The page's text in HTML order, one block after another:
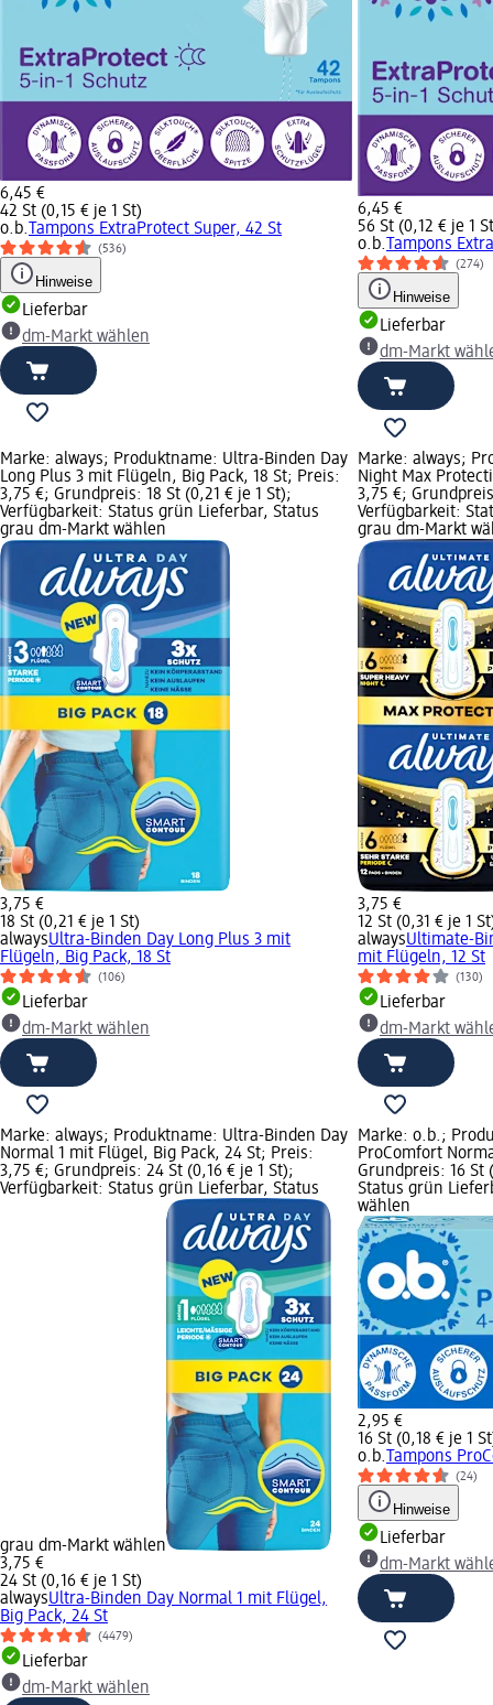
6,45 €
42 St (0,15 € je 1 St)
o.b. Tampons ExtraProtect Super, 42 St
(536)
Hinweise
Lieferbar
dm-Markt wählen
6,45 €
56 St (0,12 € je 1
o.b. Tampons
(274)
Hinweise
Lieferbar
dm-Markt
Marke: always; Produktname: Ultra-Binden Day
Long Plus 3 mit Flügeln, Big Pack, 18 St; Preis:
3,75 €; Grundpreis: 18 St (0,21 € je 1 St);
Verfügbarkeit: Status grün Lieferbar, Status
grau dm-Markt wählen
3,75 €
18 St (0,21 € je 1 St)
alwaysUltra-Binden Day Long Plus 3 mit
Flügeln, Big Pack, 18 St
(106)
Lieferbar
dm-Markt wählen
Marke: always;
Night Max
3,75 €;
Verfügbarkeit:
grau dm-Markt
3,75 €
12 St (0,31 € je 1
alwaysUltimate-
mit Flügeln, 12 St
(130)
Lieferbar
dm-Markt
Marke: always; Produktname: Ultra-Binden Day
Normal 1 mit Flügel, Big Pack, 24 St; Preis:
3,75 €; Grundpreis: 24 St (0,16 € je 1 St);
Verfügbarkeit: Status grün Lieferbar, Status
grau dm-Markt wählen
3,75 €
24 St (0,16 € je 1 St)
alwaysUltra-Binden Day Normal 1 mit Flügel,
Big Pack, 24 St
(4479)
Lieferbar
dm-Markt wählen
Marke: o.b.;
ProComfort
Grundpreis: 16 St
Status grün
wählen
2,95 €
16 St (0,18 € je 1
o.b. Tampons
(24)
Hinweise
Lieferbar
dm-Markt